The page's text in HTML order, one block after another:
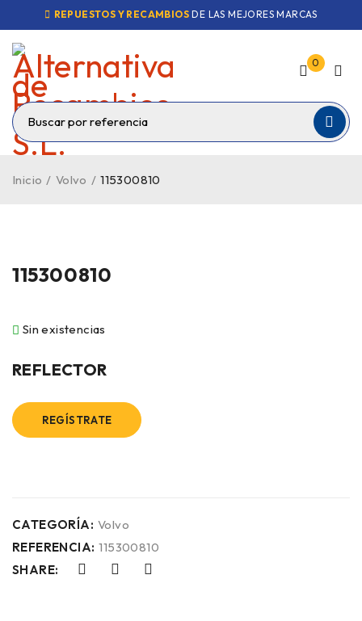
REPUESTOS Y RECAMBIOS DE LAS MEJORES MARCAS
0
Inicio / Volvo / 115300810
115300810
Sin existencias
REFLECTOR
REGÍSTRATE
CATEGORÍA: Volvo
REFERENCIA: 115300810
SHARE: